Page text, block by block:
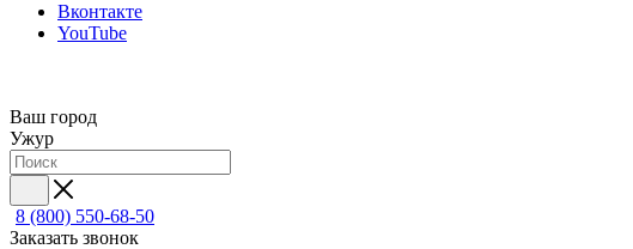
Вконтакте
YouTube
Ваш город
Ужур
8 (800) 550-68-50
Заказать звонок